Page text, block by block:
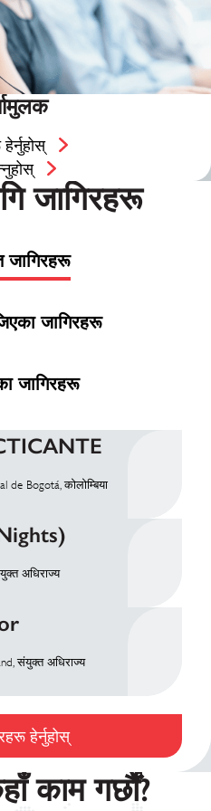
जागिरहरू
जागिरहरू
जागिरहरू
जागिरहरू
de Bogotá, कोलोम्बिया
अधिराज्य
संयुक्त अधिराज्य
हेर्नुहोस्
काम गर्छौं?